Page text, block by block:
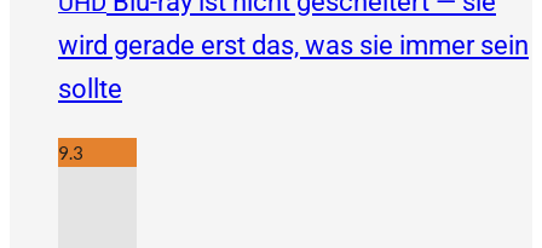
wird gerade erst das, was sie immer sein
sollte
9.3